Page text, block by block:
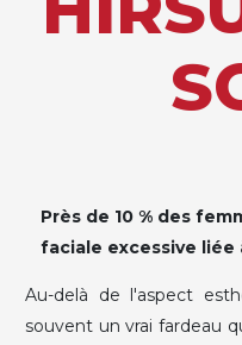
Près de 10 % des
faciale excessive
Au-delà de l'aspect
souvent un vrai fardeau